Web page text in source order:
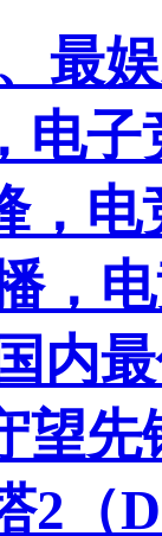
最
电
，
，
内
望
2（